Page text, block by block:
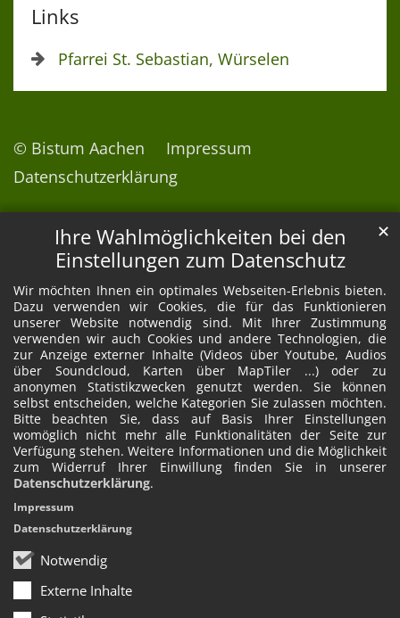
Ihre Wahlmöglichkeiten bei den
Einstellungen zum Datenschutz
Wir möchten Ihnen ein optimales Webseiten-Erlebnis bieten.
Dazu verwenden wir Cookies, die für das Funktionieren
unserer Website notwendig sind. Mit Ihrer Zustimmung
verwenden wir auch Cookies und andere Technologien, die
zur Anzeige externer Inhalte (Videos über Youtube, Audios
über Soundcloud, Karten über MapTiler ...) oder zu
anonymen Statistikzwecken genutzt werden. Sie können
selbst entscheiden, welche Kategorien Sie zulassen möchten.
Bitte beachten Sie, dass auf Basis Ihrer Einstellungen
womöglich nicht mehr alle Funktionalitäten der Seite zur
Verfügung stehen. Weitere Informationen und die Möglichkeit
zum Widerruf Ihrer Einwillung finden Sie in unserer
Datenschutzerklärung.
Notwendig
Externe Inhalte
✕
Impressum
Datenschutzerklärung
Links
Pfarrei St. Sebastian, Würselen
© Bistum Aachen
Impressum
Datenschutzerklärung